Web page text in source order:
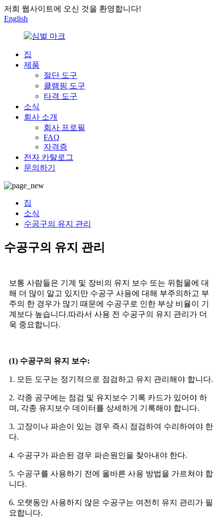
저희 웹사이트에 오신 것을 환영합니다!
English
집
제품
절단 도구
클램핑 도구
타격 도구
소식
회사 소개
회사 프로필
FAQ
자격증
전자 카탈로그
문의하기
집
소식
수공구의 유지 관리
수공구의 유지 관리
보통 사람들은 기계 및 장비의 유지 보수 또는 위험물에 대
해 더 많이 알고 있지만 수공구 사용에 대해 부주의하고 부
주의 한 경우가 많기 때문에 수공구로 인한 부상 비율이 기
계보다 높습니다.따라서 사용 전 수공구의 유지 관리가 더
욱 중요합니다.
(1) 수공구의 유지 보수:
1. 모든 도구는 정기적으로 점검하고 유지 관리해야 합니다.
2. 각종 공구에는 점검 및 유지보수 기록 카드가 있어야 하
며, 각종 유지보수 데이터를 상세하게 기록해야 합니다.
3. 고장이나 파손이 있는 경우 즉시 점검하여 수리하여야 한
다.
4. 수공구가 파손된 경우 파손원인을 찾아내야 한다.
5. 수공구를 사용하기 전에 올바른 사용 방법을 가르쳐야 합
니다.
6. 오랫동안 사용하지 않은 수공구는 여전히 유지 관리가 필
요합니다.